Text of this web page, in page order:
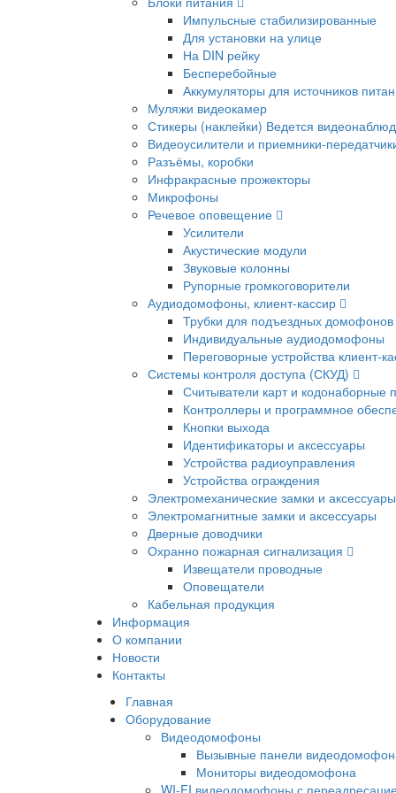
Импульсные стабилизированные
Для установки на улице
На DIN рейку
Бесперебойные
Аккумуляторы для источников
Муляжи видеокамер
Стикеры (наклейки) Ведется
Видеоусилители и приемники-
Разъёмы, коробки
Инфракрасные прожекторы
Микрофоны
Речевое оповещение
Усилители
Акустические модули
Звуковые колонны
Рупорные громкоговорители
Аудиодомофоны, клиент-кассир
Трубки для подъездных домофонов
Индивидуальные аудиодомофоны
Переговорные устройства клиент-
Системы контроля доступа (СКУД)
Считыватели карт и кодонаборные
Контроллеры и программное
Кнопки выхода
Идентификаторы и аксессуары
Устройства радиоуправления
Устройства ограждения
Электромеханические замки и аксессуары
Электромагнитные замки и аксессуары
Дверные доводчики
Охранно пожарная сигнализация
Извещатели проводные
Оповещатели
Кабельная продукция
Информация
О компании
Новости
Контакты
Главная
Оборудование
Видеодомофоны
Вызывные панели
Мониторы видеодомофона
WI-FI видеодомофоны с